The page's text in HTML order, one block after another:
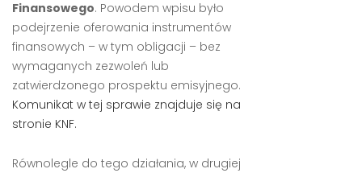
Finansowego. Powodem wpisu było
podejrzenie oferowania instrumentów
finansowych – w tym obligacji – bez
wymaganych zezwoleń lub
zatwierdzonego prospektu emisyjnego.
Komunikat w tej sprawie znajduje się na
stronie KNF.
Równolegle do tego działania, w drugiej